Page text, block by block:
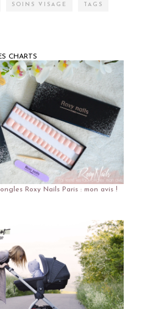
SOINS VISAGE TAGS
CHARTS
Roxy Nails Paris : mon avis !